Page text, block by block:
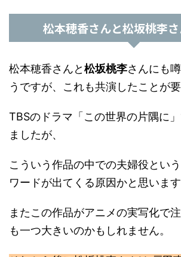
松本穂香さんと松坂桃李
松本穂香さんと松坂桃李さんにも
うですが、これも共演したことが要
TBSのドラマ「この世界の片隅に
ましたが、
こういう作品の中での夫婦役とい
ワードが出てくる原因かと思います
またこの作品がアニメの実写化で
も一つ大きいのかもしれません。